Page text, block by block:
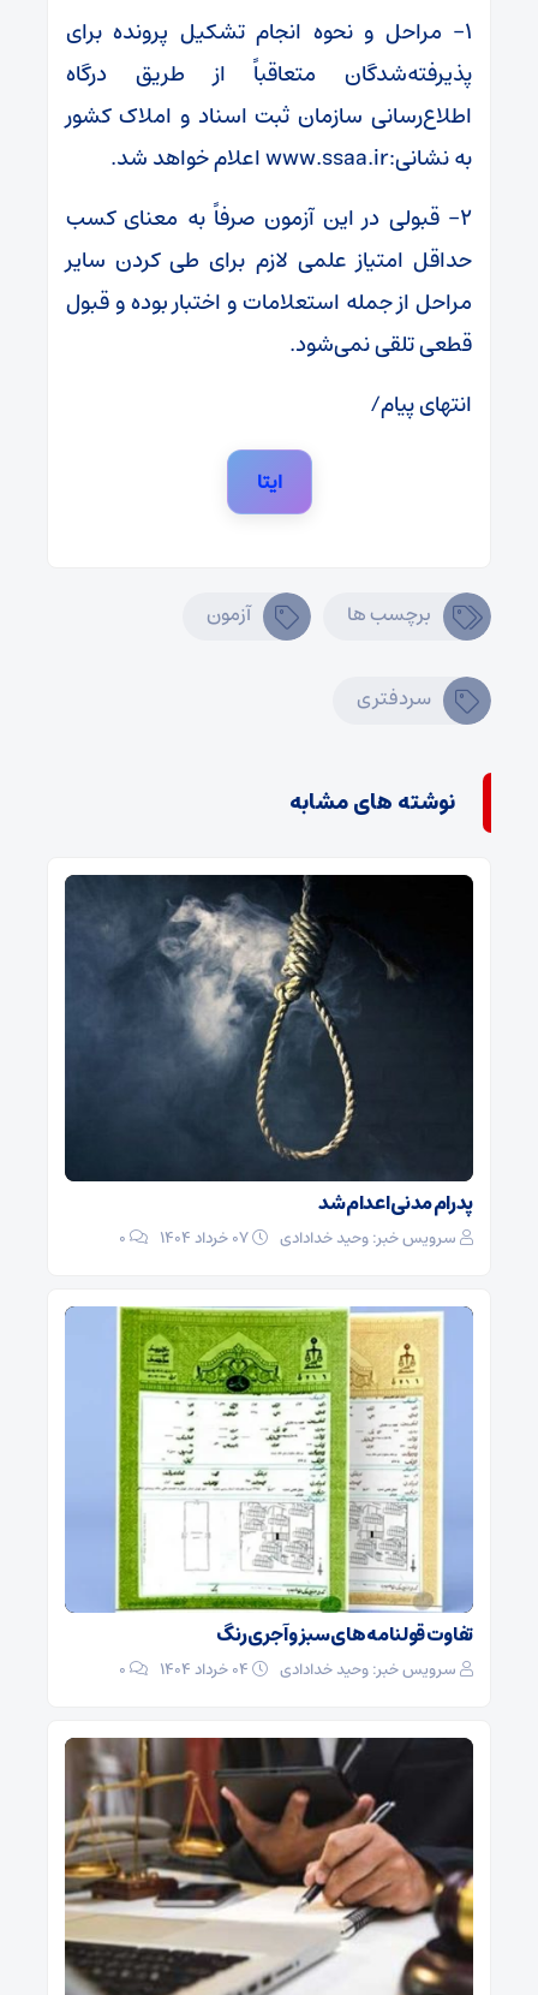
۱- مراحل و نحوه انجام تشکیل پرونده برای
پذیرفته‌شدگان متعاقباً از طریق درگاه
اطلاع‌رسانی سازمان ثبت اسناد و املاک کشور
به نشانی:www.ssaa.ir اعلام خواهد شد.
۲- قبولی در این آزمون صرفاً به معنای کسب
حداقل امتیاز علمی لازم برای طی کردن سایر
مراحل از جمله استعلامات و اختبار بوده و قبول
قطعی تلقی نمی‌شود.
انتهای پیام/
ایتا
برچسب ها آزمون
سردفتری
نوشته های مشابه
پدرام مدنی اعدام شد
سرویس خبر: وحید خدادادی 0
تفاوت قولنامه های سبز و آجری رنگ
سرویس خبر: وحید خدادادی 0